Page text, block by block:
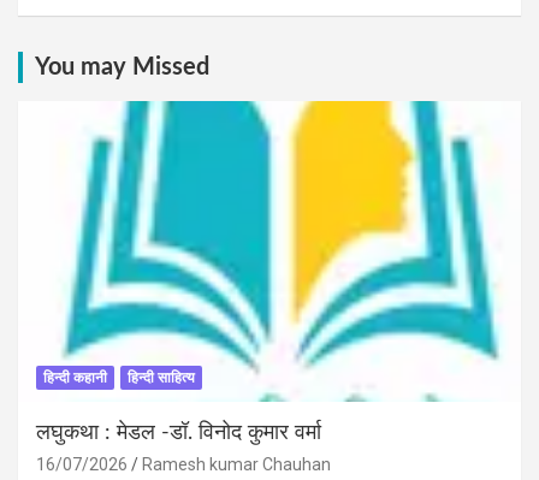
You may Missed
हिन्दी कहानी हिन्दी साहित्य
लघुकथा : मेडल -डॉ. विनोद कुमार वर्मा
16/07/2026 Ramesh kumar Chauhan